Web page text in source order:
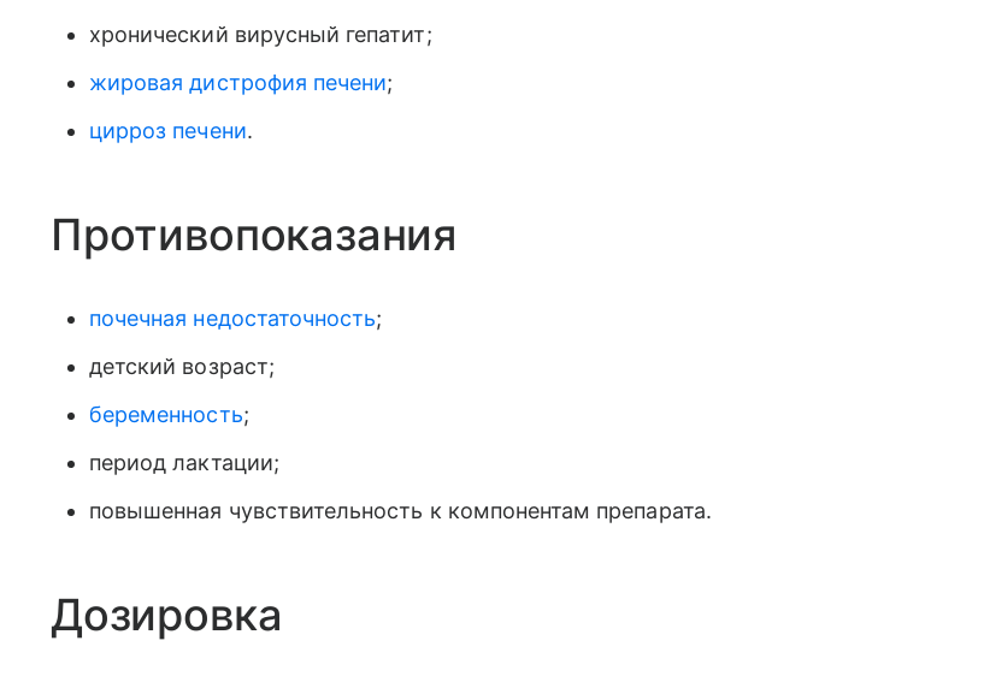
хронический вирусный гепатит;
жировая дистрофия печени;
цирроз печени.
Противопоказания
почечная недостаточность;
детский возраст;
беременность;
период лактации;
повышенная чувствительность к компонентам препарата.
Дозировка